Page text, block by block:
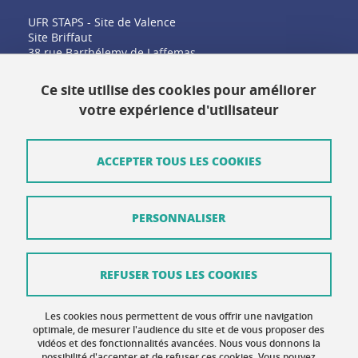
UFR STAPS - Site de Valence
Site Briffaut
38 rue Barthélemy de Laffemas
Crédits
Données personnelles
Gestion des cookies
Accessibilité : non conforme
Politique des cookies
Ce site utilise des cookies pour améliorer
votre expérience d'utilisateur
Les cookies nous permettent de vous offrir une navigation
optimale, de mesurer l'audience du site et de vous proposer des
vidéos et des fonctionnalités avancées. Nous vous donnons la
ACCEPTER TOUS LES COOKIES
REFUSER TOUS LES COOKIES
PERSONNALISER